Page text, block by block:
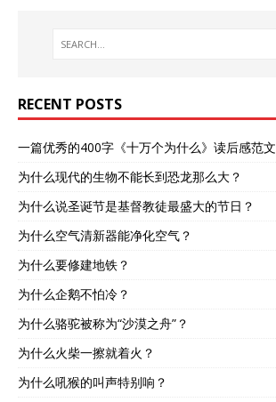
RECENT POSTS
一篇优秀的400字《十万个为什么》读后感范文
为什么现代的生物不能长到恐龙那么大？
为什么说圣诞节是基督教徒最盛大的节日？
为什么空气清新器能净化空气？
为什么要修建地铁？
为什么企鹅不怕冷？
为什么骆驼被称为“沙漠之舟”？
为什么火柴一擦就着火？
为什么吼猴的叫声特别响？